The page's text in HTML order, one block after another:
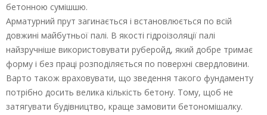
бетонною сумішшю.
Арматурний прут загинається і встановлюється по всій
довжині майбутньої палі. В якості гідроізоляції палі
найзручніше використовувати руберойд, який добре тримає
форму і без праці розподіляється по поверхні свердловини.
Варто також враховувати, що зведення такого фундаменту
потрібно досить велика кількість бетону. Тому, щоб не
затягувати будівництво, краще замовити бетономішалку.